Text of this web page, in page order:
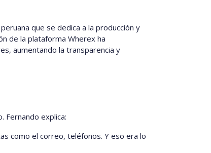
que se dedica a la producción y
de la plataforma Wherex ha
aumentando la transparencia y
Fernando explica:
como el correo, teléfonos. Y eso era lo